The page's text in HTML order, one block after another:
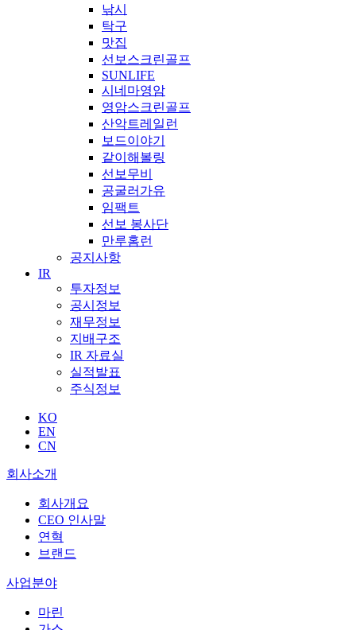
낚시
탁구
맛집
선보스크린골프
SUNLIFE
시네마영암
영암스크린골프
산악트레일런
보드이야기
같이해볼링
선보무비
공굴러가유
임팩트
선보 봉사단
만루홈런
공지사항
IR
투자정보
공시정보
재무정보
지배구조
IR 자료실
실적발표
주식정보
KO
EN
CN
회사소개
회사개요
CEO 인사말
연혁
브랜드
사업분야
마린